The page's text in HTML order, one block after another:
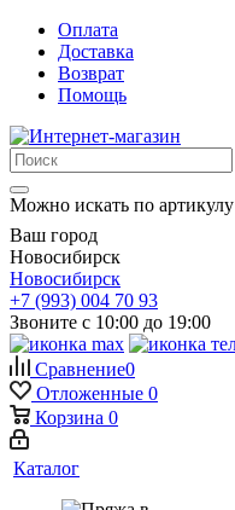
Оплата
Доставка
Возврат
Помощь
Можно искать по артикулу
Ваш город
Новосибирск
Новосибирск
+7 (993) 004 70 93
Звоните с 10:00 до 19:00
Сравнение0
Отложенные 0
Корзина 0
Каталог